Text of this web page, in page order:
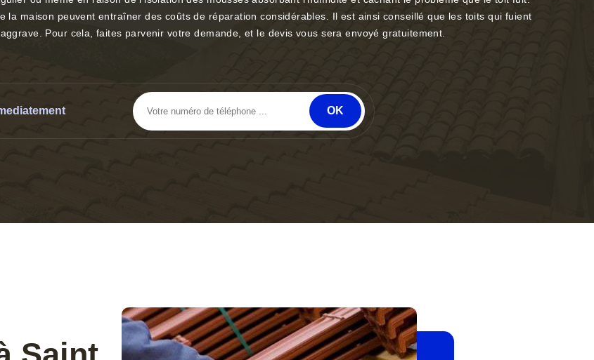
la maison peuvent entraîner des coûts de réparation considérables. Il est ainsi conseillé que les toits qui fuient
Pour cela, faites parvenir votre demande, et le devis vous sera envoyé gratuitement.